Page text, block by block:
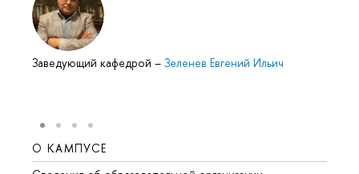
Заведующий кафедрой – Зеленев Евгений Ильич
О КАМПУСЕ